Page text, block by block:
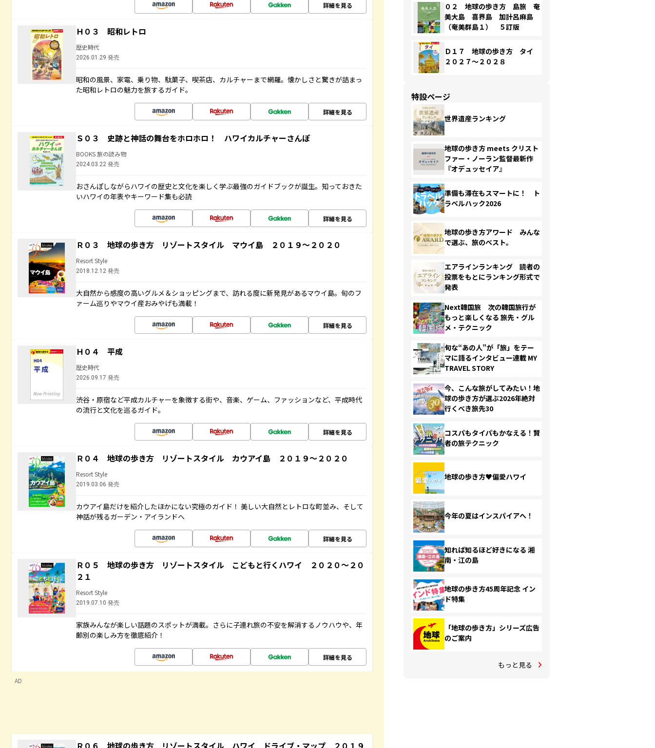
詳細を見る
Ｈ０３ 昭和レトロ
歴史時代
2026.01.29 発売
昭和の風景、家電、乗り物、駄菓子、喫茶店、カルチャーまで網羅。懐かしさと驚きが詰まっ
た昭和レトロの魅力を旅するガイド。
詳細を見る
Ｓ０３ 史跡と神話の舞台をホロホロ！ ハワイカルチャーさんぽ
BOOKS 旅の読み物
2024.03.22 発売
おさんぽしながらハワイの歴史と文化を楽しく学ぶ最強のガイドブックが誕生。知っておきた
いハワイの年表やキーワード集も必読
詳細を見る
Ｒ０３ 地球の歩き方 リゾートスタイル マウイ島 ２０１９～２０２０
Resort Style
2018.12.12 発売
大自然から感度の高いグルメ＆ショッピングまで、訪れる度に新発見があるマウイ島。旬のフ
ァーム巡りやマウイ産おみやげも満載！
詳細を見る
Ｈ０４ 平成
歴史時代
2026.09.17 発売
渋谷・原宿など平成カルチャーを象徴する街や、音楽、ゲーム、ファッションなど、平成時代
の流行と文化を巡るガイド。
詳細を見る
Ｒ０４ 地球の歩き方 リゾートスタイル カウアイ島 ２０１９～２０２０
Resort Style
2019.03.06 発売
カウアイ島だけを紹介したほかにない究極のガイド！ 美しい大自然とレトロな町並み、そして
神話が残るガーデン・アイランドへ
詳細を見る
Ｒ０５ 地球の歩き方 リゾートスタイル こどもと行くハワイ ２０２０～２０
２１
Resort Style
2019.07.10 発売
家族みんなが楽しい話題のスポットが満載。さらに子連れ旅の不安を解消するノウハウや、年
齢別の楽しみ方を徹底紹介！
詳細を見る
AD
Ｒ０６ 地球の歩き方 リゾートスタイル ハワイ ドライブ・マップ ２０１９
０２ 地球の歩き方 島旅 奄
美大島 喜界島 加計呂麻島
（奄美群島１） ５訂版
Ｄ１７ 地球の歩き方 タイ
２０２７～２０２８
特設ページ
世界遺産ランキング
地球の歩き方 meets クリスト
ファー・ノーラン監督最新作
『オデュッセイア』
準備も滞在もスマートに！ ト
ラベルハック2026
地球の歩き方アワード みんな
で選ぶ、旅のベスト。
エアラインランキング 読者の
投票をもとにランキング形式で
発表
Next韓国旅 次の韓国旅行が
もっと楽しくなる 旅先・グル
メ・テクニック
旬な“あの人”が「旅」をテー
マに語るインタビュー連載 MY
TRAVEL STORY
今、こんな旅がしてみたい！地
球の歩き方が選ぶ2026年絶対
行くべき旅先30
コスパもタイパもかなえる！賢
者の旅テクニック
地球の歩き方♥偏愛ハワイ
今年の夏はインスパイアへ！
知れば知るほど好きになる 湘
南・江の島
地球の歩き方45周年記念 イン
ド特集
「地球の歩き方」シリーズ広告
のご案内
もっと見る